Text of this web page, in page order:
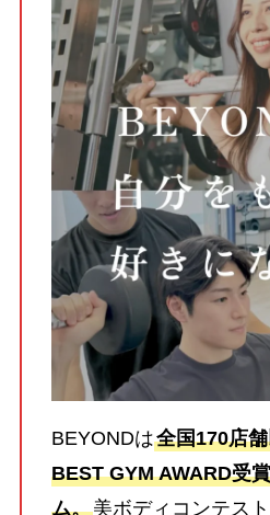
BEYONDは全国170店
BEST GYM AWARD受
ム。美ボディコンテス